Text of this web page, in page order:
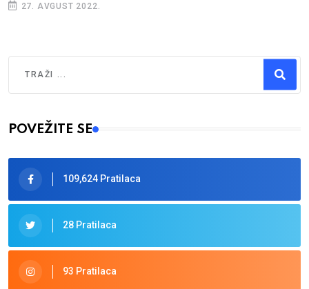
27. AVGUST 2022.
Type 2 or more characters for results.
POVEŽITE SE
109,624 Pratilaca
28 Pratilaca
93 Pratilaca